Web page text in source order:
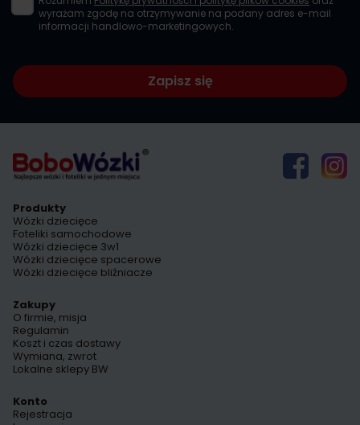
wyrażam zgodę na otrzymywanie na podany adres e-mail
informacji handlowo-marketingowych.
Zapisz się
Produkty
Wózki dziecięce
Foteliki samochodowe
Wózki dziecięce 3w1
Wózki dziecięce spacerowe
Wózki dziecięce bliźniacze
Zakupy
O firmie, misja
Regulamin
Koszt i czas dostawy
Wymiana, zwrot
Lokalne sklepy BW
Konto
Rejestracja